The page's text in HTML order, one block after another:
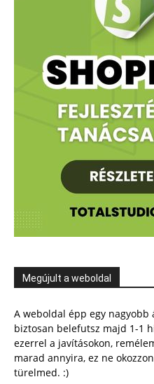
Megújult a weboldal
A weboldal épp egy
biztosan belefutsz majd 1-1
ezerrel a javításokon,
marad annyira, ez ne
türelmed. :)